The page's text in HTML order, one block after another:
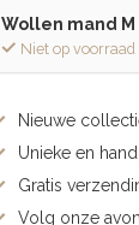
Wollen mand M
Niet op voorraad
Nieuwe
Unieke en
Gratis
Volg onze